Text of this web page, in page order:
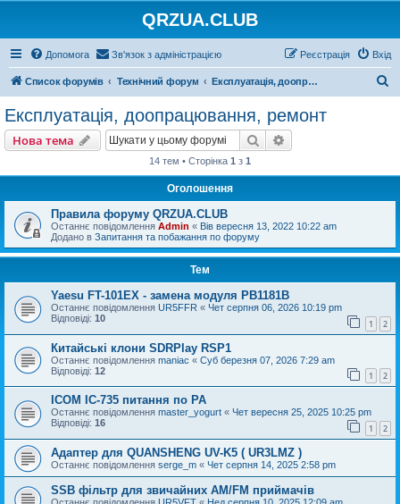
QRZUA.CLUB
Допомога Зв'язок з адміністрацією Вхід
Реєстрація
Список форумів Технічний форум Експлуатація, доопрацювання, ремонт
Експлуатація, доопрацювання, ремонт
Нова тема Пошук
14 тем • Сторінка 1 з 1
Оголошення
Правила форуму QRZUA.CLUB
Останнє повідомлення Admin « Вів вересня 13, 2022 10:22 am
Додано в Запитання та побажання по форуму
Тем
Yaesu FT-101EX - замена модуля PB1181B
Останнє повідомлення UR5FFR « Чет серпня 06, 2026 10:19 pm
Відповіді: 10 1 2
Китайські клони SDRPlay RSP1
Останнє повідомлення maniac « Суб березня 07, 2026 7:29 am
Відповіді: 12 1 2
ICOM IC-735 питання по РА
Останнє повідомлення master_yogurt « Чет вересня 25, 2025 10:25 pm
Відповіді: 16 1 2
Адаптер для QUANSHENG UV-K5 ( UR3LMZ )
Останнє повідомлення serge_m « Чет серпня 14, 2025 2:58 pm
SSB фільтр для звичайних AM/FM приймачів